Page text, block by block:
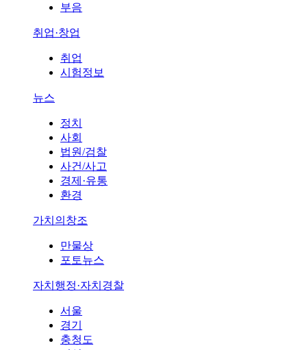
부음
취업·창업
취업
시험정보
뉴스
정치
사회
법원/검찰
사건/사고
경제·유통
환경
가치의창조
만물상
포토뉴스
자치행정·자치경찰
서울
경기
충청도